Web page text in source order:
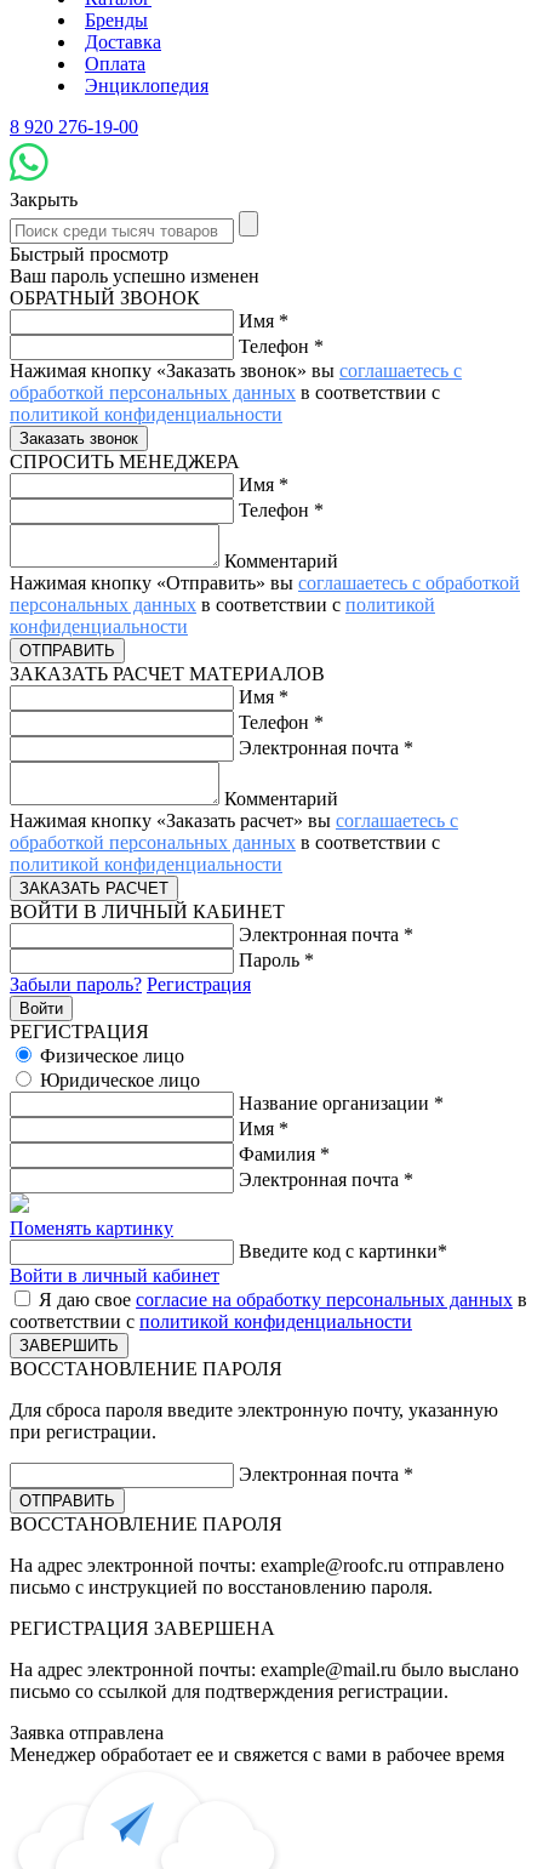
Бренды
Доставка
Оплата
Энциклопедия
8 920 276-19-00
Закрыть
Быстрый просмотр
Ваш пароль успешно изменен
ОБРАТНЫЙ ЗВОНОК
Имя *
Телефон *
Нажимая кнопку «Заказать звонок» вы соглашаетесь с
обработкой персональных данных в соответствии с
политикой конфиденциальности
СПРОСИТЬ МЕНЕДЖЕРА
Имя *
Телефон *
Комментарий
Нажимая кнопку «Отправить» вы соглашаетесь с обработкой
персональных данных в соответствии с политикой
конфиденциальности
ЗАКАЗАТЬ РАСЧЕТ МАТЕРИАЛОВ
Имя *
Телефон *
Электронная почта *
Комментарий
Нажимая кнопку «Заказать расчет» вы соглашаетесь с
обработкой персональных данных в соответствии с
политикой конфиденциальности
ВОЙТИ В ЛИЧНЫЙ КАБИНЕТ
Электронная почта *
Пароль *
Забыли пароль? Регистрация
РЕГИСТРАЦИЯ
Физическое лицо
Юридическое лицо
Название организации *
Имя *
Фамилия *
Электронная почта *
Поменять картинку
Введите код с картинки*
Войти в личный кабинет
Я даю свое согласие на обработку персональных данных в
соответствии с политикой конфиденциальности
ВОССТАНОВЛЕНИЕ ПАРОЛЯ
Для сброса пароля введите электронную почту, указанную
при регистрации.
Электронная почта *
ВОССТАНОВЛЕНИЕ ПАРОЛЯ
На адрес электронной почты: example@roofc.ru отправлено
письмо с инструкцией по восстановлению пароля.
РЕГИСТРАЦИЯ ЗАВЕРШЕНА
На адрес электронной почты: example@mail.ru было выслано
письмо со ссылкой для подтверждения регистрации.
Заявка отправлена
Менеджер обработает ее и свяжется с вами в рабочее время